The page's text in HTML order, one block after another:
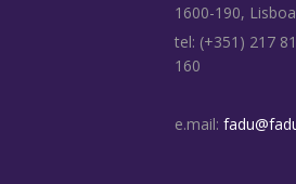
1600-190, Lisboa
tel: (+351) 217
160
e.mail: